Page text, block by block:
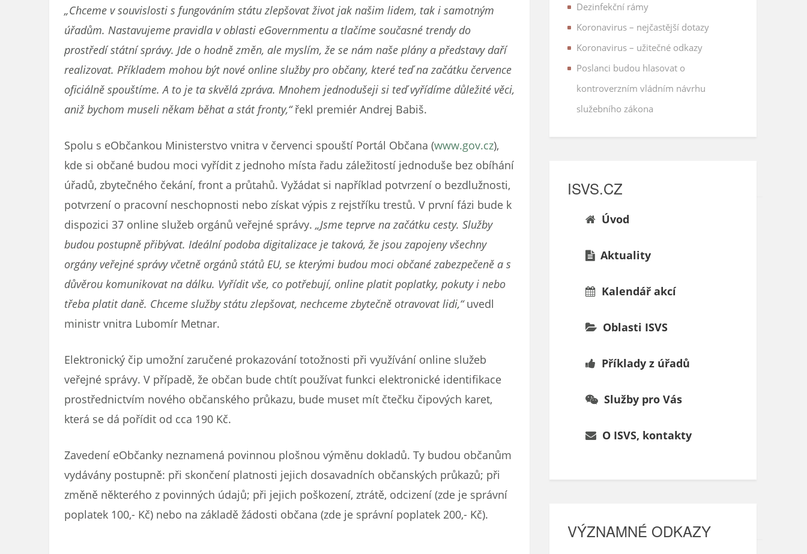
„Chceme v souvislosti s fungováním státu zlepšovat život jak našim lidem, tak i samotným
úřadům. Nastavujeme pravidla v oblasti eGovernmentu a tlačíme současné trendy do
prostředí státní správy. Jde o hodně změn, ale myslím, že se nám naše plány a představy daří
realizovat. Příkladem mohou být nové online služby pro občany, které teď na začátku července
oficiálně spouštíme. A to je ta skvělá zpráva. Mnohem jednodušeji si teď vyřídíme důležité věci,
aniž bychom museli někam běhat a stát fronty,“řekl premiér Andrej Babiš.
Spolu s eObčankou Ministerstvo vnitra v červenci spouští Portál Občana (www.gov.cz),
kde si občané budou moci vyřídit z jednoho místa řadu záležitostí jednoduše bez obíhání
úřadů, zbytečného čekání, front a průtahů. Vyžádat si například potvrzení o bezdlužnosti,
potvrzení o pracovní neschopnosti nebo získat výpis z rejstříku trestů. V první fázi bude k
dispozici 37 online služeb orgánů veřejné správy. „Jsme teprve na začátku cesty. Služby
budou postupně přibývat. Ideální podoba digitalizace je taková, že jsou zapojeny všechny
orgány veřejné správy včetně orgánů států EU, se kterými budou moci občané zabezpečeně a s
důvěrou komunikovat na dálku. Vyřídit vše, co potřebují, online platit poplatky, pokuty i nebo
třeba platit daně. Chceme služby státu zlepšovat, nechceme zbytečně otravovat lidi,“uvedl
ministr vnitra Lubomír Metnar.
Elektronický čip umožní zaručené prokazování totožnosti při využívání online služeb
veřejné správy. V případě, že občan bude chtít používat funkci elektronické identifikace
prostřednictvím nového občanského průkazu, bude muset mít čtečku čipových karet,
která se dá pořídit od cca 190 Kč.
Zavedení eObčanky neznamená povinnou plošnou výměnu dokladů. Ty budou občanům
vydávány postupně: při skončení platnosti jejich dosavadních občanských průkazů; při
změně některého z povinných údajů; při jejich poškození, ztrátě, odcizení (zde je správní
poplatek 100,- Kč) nebo na základě žádosti občana (zde je správní poplatek 200,- Kč).
Dezinfekční rámy
Koronavirus – nejčastější dotazy
Koronavirus – užitečné odkazy
Poslanci budou hlasovat o
kontroverzním vládním návrhu
služebního zákona
ISVS.CZ
Úvod
Aktuality
Kalendář akcí
Oblasti ISVS
Příklady z úřadů
Služby pro Vás
O ISVS, kontakty
VÝZNAMNÉ ODKAZY